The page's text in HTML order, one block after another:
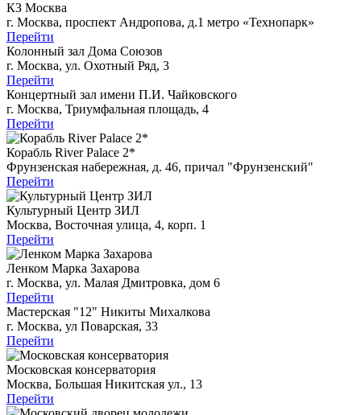
КЗ Москва
г. Москва, проспект Андропова, д.1 метро «Технопарк»
Перейти
Колонный зал Дома Союзов
г. Москва, ул. Охотный Ряд, 3
Перейти
Концертный зал имени П.И. Чайковского
г. Москва, Триумфальная площадь, 4
Перейти
Корабль River Palace 2*
Фрунзенская набережная, д. 46, причал "Фрунзенский"
Перейти
Культурный Центр ЗИЛ
Москва, Восточная улица, 4, корп. 1
Перейти
Ленком Марка Захарова
г. Москва, ул. Малая Дмитровка, дом 6
Перейти
Мастерская "12" Никиты Михалкова
г. Москва, ул Поварская, 33
Перейти
Московская консерватория
Москва, Большая Никитская ул., 13
Перейти